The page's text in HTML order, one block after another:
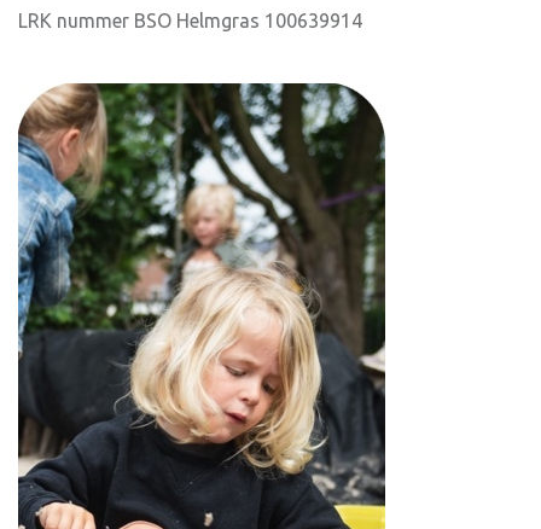
LRK nummer BSO Helmgras 100639914